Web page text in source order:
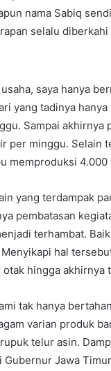
nama Sabiq
selalu
saya hanya
yang tadinya
Sampai akhirnya
per minggu. Selain
memproduksi
yang terdampak
pembatasan
terhambat.
hal
otak hingga
tak hanya
varian produk
telur asin.
Gubernur Jawa